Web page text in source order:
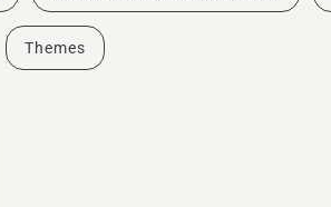
Themes